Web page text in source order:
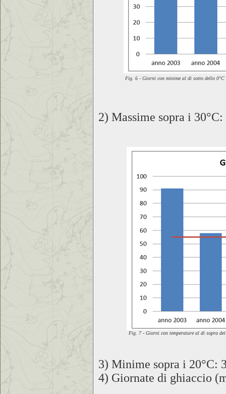
Fig. 6 - Giorni con minime al di sotto dello 0°C
2) Massime sopra i
Fig. 7 - Giorni con temperature al di sopra
3) Minime sopra i 20°C:
4) Giornate di ghiaccio